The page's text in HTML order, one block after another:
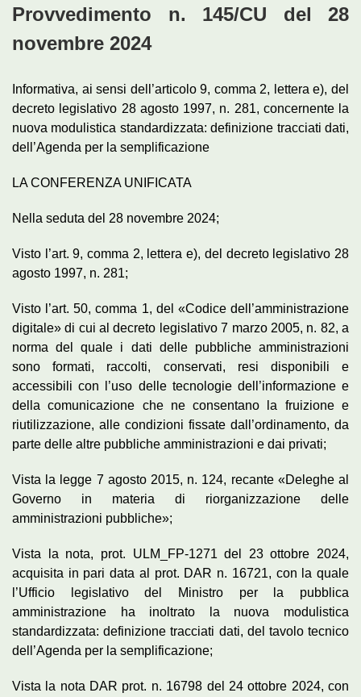
Provvedimento n. 145/CU del 28
novembre 2024
Informativa, ai sensi dell’articolo 9, comma 2, lettera e), del
decreto legislativo 28 agosto 1997, n. 281, concernente la
nuova modulistica standardizzata: definizione tracciati dati,
dell’Agenda per la semplificazione
LA CONFERENZA UNIFICATA
Nella seduta del 28 novembre 2024;
Visto l’art. 9, comma 2, lettera e), del decreto legislativo 28
agosto 1997, n. 281;
Visto l’art. 50, comma 1, del «Codice dell’amministrazione
digitale» di cui al decreto legislativo 7 marzo 2005, n. 82, a
norma del quale i dati delle pubbliche amministrazioni
sono formati, raccolti, conservati, resi disponibili e
accessibili con l’uso delle tecnologie dell’informazione e
della comunicazione che ne consentano la fruizione e
riutilizzazione, alle condizioni fissate dall’ordinamento, da
parte delle altre pubbliche amministrazioni e dai privati;
Vista la legge 7 agosto 2015, n. 124, recante «Deleghe al
Governo in materia di riorganizzazione delle
amministrazioni pubbliche»;
Vista la nota, prot. ULM_FP-1271 del 23 ottobre 2024,
acquisita in pari data al prot. DAR n. 16721, con la quale
l’Ufficio legislativo del Ministro per la pubblica
amministrazione ha inoltrato la nuova modulistica
standardizzata: definizione tracciati dati, del tavolo tecnico
dell’Agenda per la semplificazione;
Vista la nota DAR prot. n. 16798 del 24 ottobre 2024, con